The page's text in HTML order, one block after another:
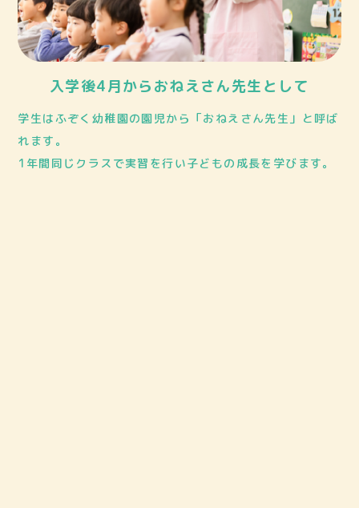
入学後4月からおねえさん先生として
学生はふぞく幼稚園の園児から「おねえさん先生」と呼ば
れます。
1年間同じクラスで実習を行い子どもの成長を学びます。